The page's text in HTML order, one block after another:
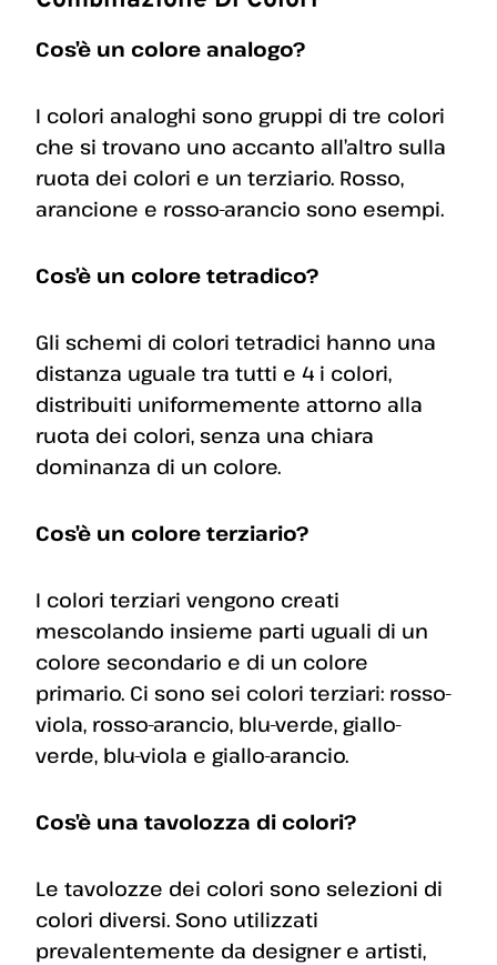
Cos’è un colore analogo?
I colori analoghi sono gruppi di tre colori
che si trovano uno accanto all’altro sulla
ruota dei colori e un terziario. Rosso,
arancione e rosso-arancio sono esempi.
Cos’è un colore tetradico?
Gli schemi di colori tetradici hanno una
distanza uguale tra tutti e 4 i colori,
distribuiti uniformemente attorno alla
ruota dei colori, senza una chiara
dominanza di un colore.
Cos’è un colore terziario?
I colori terziari vengono creati
mescolando insieme parti uguali di un
colore secondario e di un colore
primario. Ci sono sei colori terziari: rosso-
viola, rosso-arancio, blu-verde, giallo-
verde, blu-viola e giallo-arancio.
Cos’è una tavolozza di colori?
Le tavolozze dei colori sono selezioni di
colori diversi. Sono utilizzati
prevalentemente da designer e artisti,